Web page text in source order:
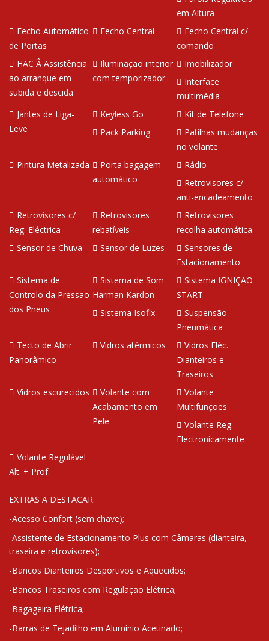
em Altura
Fecho Automático
de Portas
Fecho Central
Fecho Central c/
comando
HAC Â Assistência
ao arranque em
subida e descida
Iluminação interior
com temporizador
Imobilizador
Interface
multimédia
Jantes de Liga-
Leve
Keyless Go
Kit de Telefone
Pack Parking
Patilhas mudanças
no volante
Pintura Metalizada
Porta bagagem
automático
Rádio
Retrovisores c/
anti-encadeamento
Retrovisores c/
Reg. Eléctrica
Retrovisores
rebatíveis
Retrovisores
recolha automática
Sensor de Chuva
Sensor de Luzes
Sensores de
Estacionamento
Sistema de
Controlo da Pressao
dos Pneus
Sistema de Som
Harman Kardon
Sistema IGNIÇÃO
START
Sistema Isofix
Suspensão
Pneumática
Tecto de Abrir
Panorâmico
Vidros atérmicos
Vidros Eléc.
Dianteiros e
Traseiros
Vidros escurecidos
Volante com
Acabamento em
Pele
Volante
Multifunções
Volante Reg.
Electronicamente
Volante Regulável
Alt. + Prof.
EXTRAS A DESTACAR:
-Acesso Confort (sem chave);
-Assistente de Estacionamento Plus com Câmaras (dianteira,
traseira e retrovisores);
-Bancos Dianteiros Desportivos e Aquecidos;
-Bancos Traseiros com Regulação Elétrica;
-Bagageira Elétrica;
-Barras de Tejadilho em Alumínio Acetinado;